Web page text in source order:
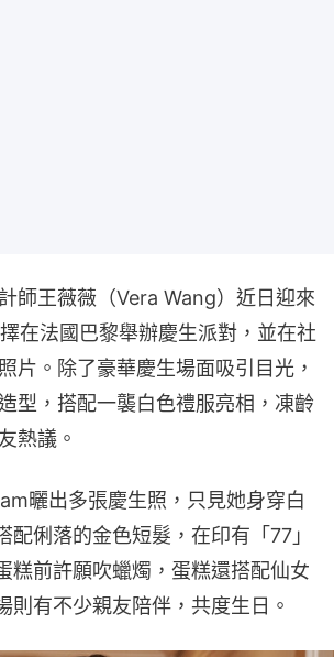
師王薇薇（Vera Wang）近日迎來
在法國巴黎舉辦慶生派對，並在社
片。除了豪華慶生場面吸引目光，
型，搭配一襲白色禮服亮相，凍齡
熱議。
曬出多張慶生照，只見她身穿白
配俐落的金色短髮，在印有「77」
糕前許願吹蠟燭，蛋糕還搭配仙女
則有不少親友陪伴，共度生日。